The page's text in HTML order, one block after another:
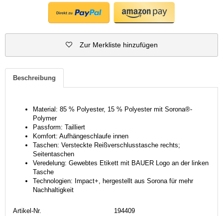
Zur Merkliste hinzufügen
Beschreibung
Material: 85 % Polyester, 15 % Polyester mit Sorona®-
Polymer
Passform: Tailliert
Komfort: Aufhängeschlaufe innen
Taschen: Versteckte Reißverschlusstasche rechts;
Seitentaschen
Veredelung: Gewebtes Etikett mit BAUER Logo an der linken
Tasche
Technologien: Impact+, hergestellt aus Sorona für mehr
Nachhaltigkeit
Artikel-Nr.
194409